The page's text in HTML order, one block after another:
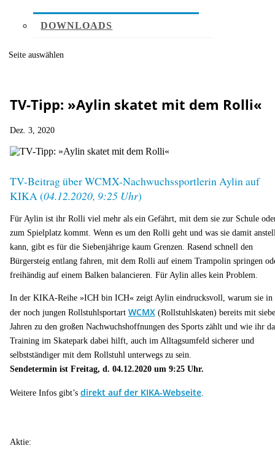
DOWNLOADS
Seite auswählen
TV-Tipp: »Aylin skatet mit dem Rolli«
Dez. 3, 2020
TV-Beitrag über WCMX-Nachwuchssportlerin Aylin auf
KIKA (04.12.2020, 9:25 Uhr)
Für Aylin ist ihr Rolli viel mehr als ein Gefährt, mit dem sie zur Schule
zum Spielplatz kommt. Wenn es um den Rolli geht und was sie damit
kann, gibt es für die Siebenjährige kaum Grenzen. Rasend schnell den
Bürgersteig entlang fahren, mit dem Rolli auf einem Trampolin springen
freihändig auf einem Balken balancieren. Für Aylin alles kein Problem.
In der KIKA-Reihe »ICH bin ICH« zeigt Aylin eindrucksvoll, warum sie in
der noch jungen Rollstuhlsportart WCMX (Rollstuhlskaten) bereits mit
Jahren zu den großen Nachwuchshoffnungen des Sports zählt und wie ihr
Training im Skatepark dabei hilft, auch im Alltagsumfeld sicherer und
selbstständiger mit dem Rollstuhl unterwegs zu sein.
Sendetermin ist Freitag, d. 04.12.2020 um 9:25 Uhr.
Weitere Infos gibt’s direkt auf der KIKA-Webseite
Aktie: